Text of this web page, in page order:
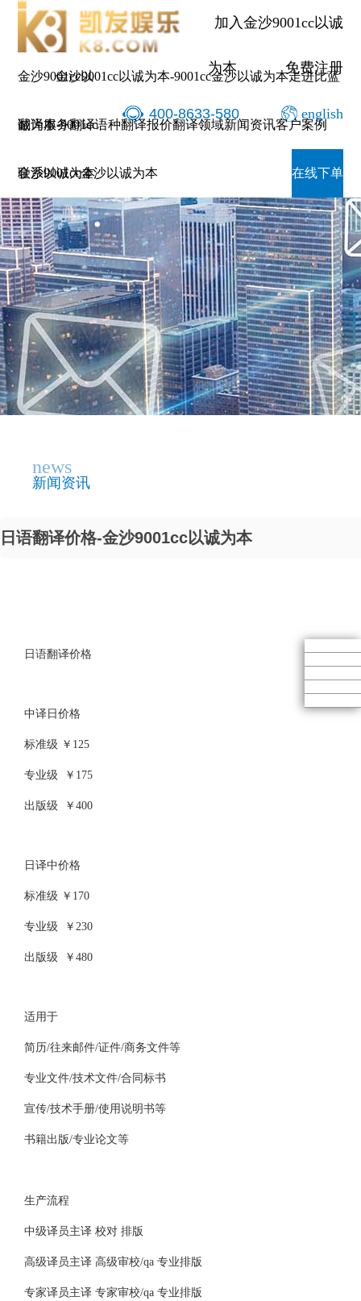
加入金沙9001cc以诚
为本 免费注册
400-8633-580 english
金沙9001cc以
诚为本-9001cc
金沙以诚为本
金沙9001cc以诚为本-9001cc金沙以诚为本走进比蓝
翻译服务翻译语种翻译报价翻译领域新闻资讯客户案例
联系9001cc金沙以诚为本 在线下单
news
新闻资讯
日语翻译价格-金沙9001cc以诚为本
日语翻译价格
中译日价格
标准级 ￥125
专业级 ￥175
出版级 ￥400
日译中价格
标准级 ￥170
专业级 ￥230
出版级 ￥480
适用于
简历/往来邮件/证件/商务文件等
专业文件/技术文件/合同标书
宣传/技术手册/使用说明书等
书籍出版/专业论文等
生产流程
中级译员主译 校对 排版
高级译员主译 高级审校/qa 专业排版
专家译员主译 专家审校/qa 专业排版